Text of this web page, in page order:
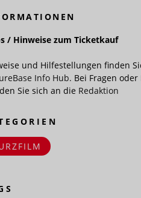
/ Hinweise zum Ticketkauf
und Hilfestellungen finden
Info Hub. Bei Fragen
Sie sich an die Redaktion